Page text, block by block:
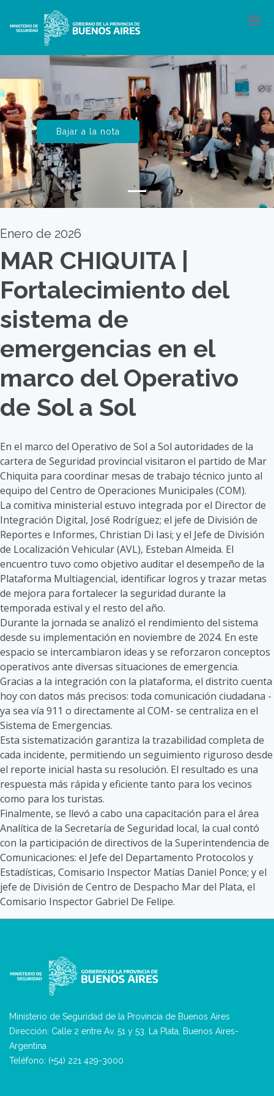
Bajar a la nota
Enero de 2026
MAR CHIQUITA |
Fortalecimiento del
sistema de
emergencias en el
marco del Operativo
de Sol a Sol
En el marco del Operativo de Sol a Sol autoridades de la
cartera de Seguridad provincial visitaron el partido de Mar
Chiquita para coordinar mesas de trabajo técnico junto al
equipo del Centro de Operaciones Municipales (COM).
La comitiva ministerial estuvo integrada por el Director de
Integración Digital, José Rodríguez; el jefe de División de
Reportes e Informes, Christian Di Iasi; y el Jefe de División
de Localización Vehicular (AVL), Esteban Almeida. El
encuentro tuvo como objetivo auditar el desempeño de la
Plataforma Multiagencial, identificar logros y trazar metas
de mejora para fortalecer la seguridad durante la
temporada estival y el resto del año.
Durante la jornada se analizó el rendimiento del sistema
desde su implementación en noviembre de 2024. En este
espacio se intercambiaron ideas y se reforzaron conceptos
operativos ante diversas situaciones de emergencia.
Gracias a la integración con la plataforma, el distrito cuenta
hoy con datos más precisos: toda comunicación ciudadana -
ya sea vía 911 o directamente al COM- se centraliza en el
Sistema de Emergencias.
Esta sistematización garantiza la trazabilidad completa de
cada incidente, permitiendo un seguimiento riguroso desde
el reporte inicial hasta su resolución. El resultado es una
respuesta más rápida y eficiente tanto para los vecinos
como para los turistas.
Finalmente, se llevó a cabo una capacitación para el área
Analítica de la Secretaría de Seguridad local, la cual contó
con la participación de directivos de la Superintendencia de
Comunicaciones: el Jefe del Departamento Protocolos y
Estadísticas, Comisario Inspector Matías Daniel Ponce; y el
jefe de División de Centro de Despacho Mar del Plata, el
Comisario Inspector Gabriel De Felipe.
Ministerio de Seguridad de la Provincia de Buenos Aires
Dirección: Calle 2 entre Av. 51 y 53. La Plata, Buenos Aires-
Argentina
Teléfono: (+54) 221 429-3000